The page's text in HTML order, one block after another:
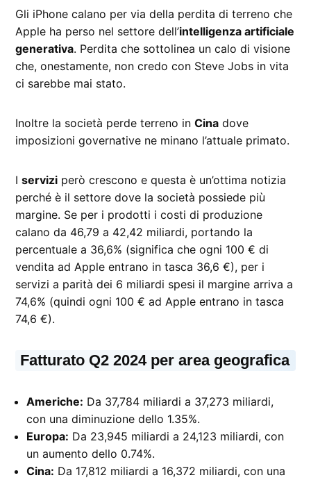
Gli iPhone calano per via della perdita di terreno che
Apple ha perso nel settore dell’intelligenza artificiale
generativa. Perdita che sottolinea un calo di visione
che, onestamente, non credo con Steve Jobs in vita
ci sarebbe mai stato.
Inoltre la società perde terreno inCina dove
imposizioni governative ne minano l’attuale primato.
Iservizi però crescono e questa è un’ottima notizia
perché è il settore dove la società possiede più
margine. Se per i prodotti i costi di produzione
calano da 46,79 a 42,42 miliardi, portando la
percentuale a 36,6% (significa che ogni 100 € di
vendita ad Apple entrano in tasca 36,6 €), per i
servizi a parità dei 6 miliardi spesi il margine arriva a
74,6% (quindi ogni 100 € ad Apple entrano in tasca
74,6 €).
Fatturato Q2 2024 per area geografica
Americhe: Da 37,784 miliardi a 37,273 miliardi,
con una diminuzione dello 1.35%.
Europa: Da 23,945 miliardi a 24,123 miliardi, con
un aumento dello 0.74%.
Cina: Da 17,812 miliardi a 16,372 miliardi, con una